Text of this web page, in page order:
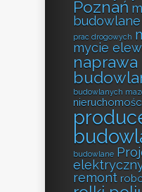
Poznań
prac drogowych
mycie
naprawa
budowlanych
nieruchomości
budowlane
remont